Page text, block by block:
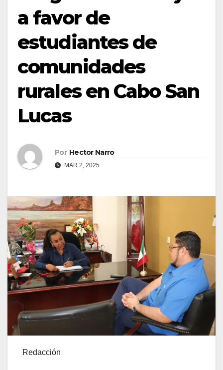
a favor de
estudiantes de
comunidades
rurales en Cabo San
Lucas
Por Hector Narro
MAR 2, 2025
Redacción